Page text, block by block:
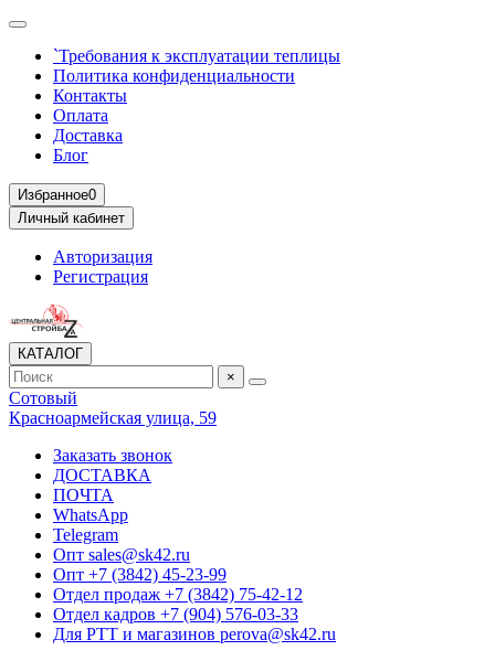
`Требования к эксплуатации теплицы
Политика конфиденциальности
Контакты
Оплата
Доставка
Блог
Избранное0
Личный кабинет
Авторизация
Регистрация
КАТАЛОГ
×
Сотовый
Красноармейская улица, 59
Заказать звонок
ДОСТАВКА
ПОЧТА
WhatsApp
Telegram
Опт sales@sk42.ru
Опт +7 (3842) 45-23-99
Отдел продаж +7 (3842) 75-42-12
Отдел кадров +7 (904) 576-03-33
Для РТТ и магазинов perova@sk42.ru